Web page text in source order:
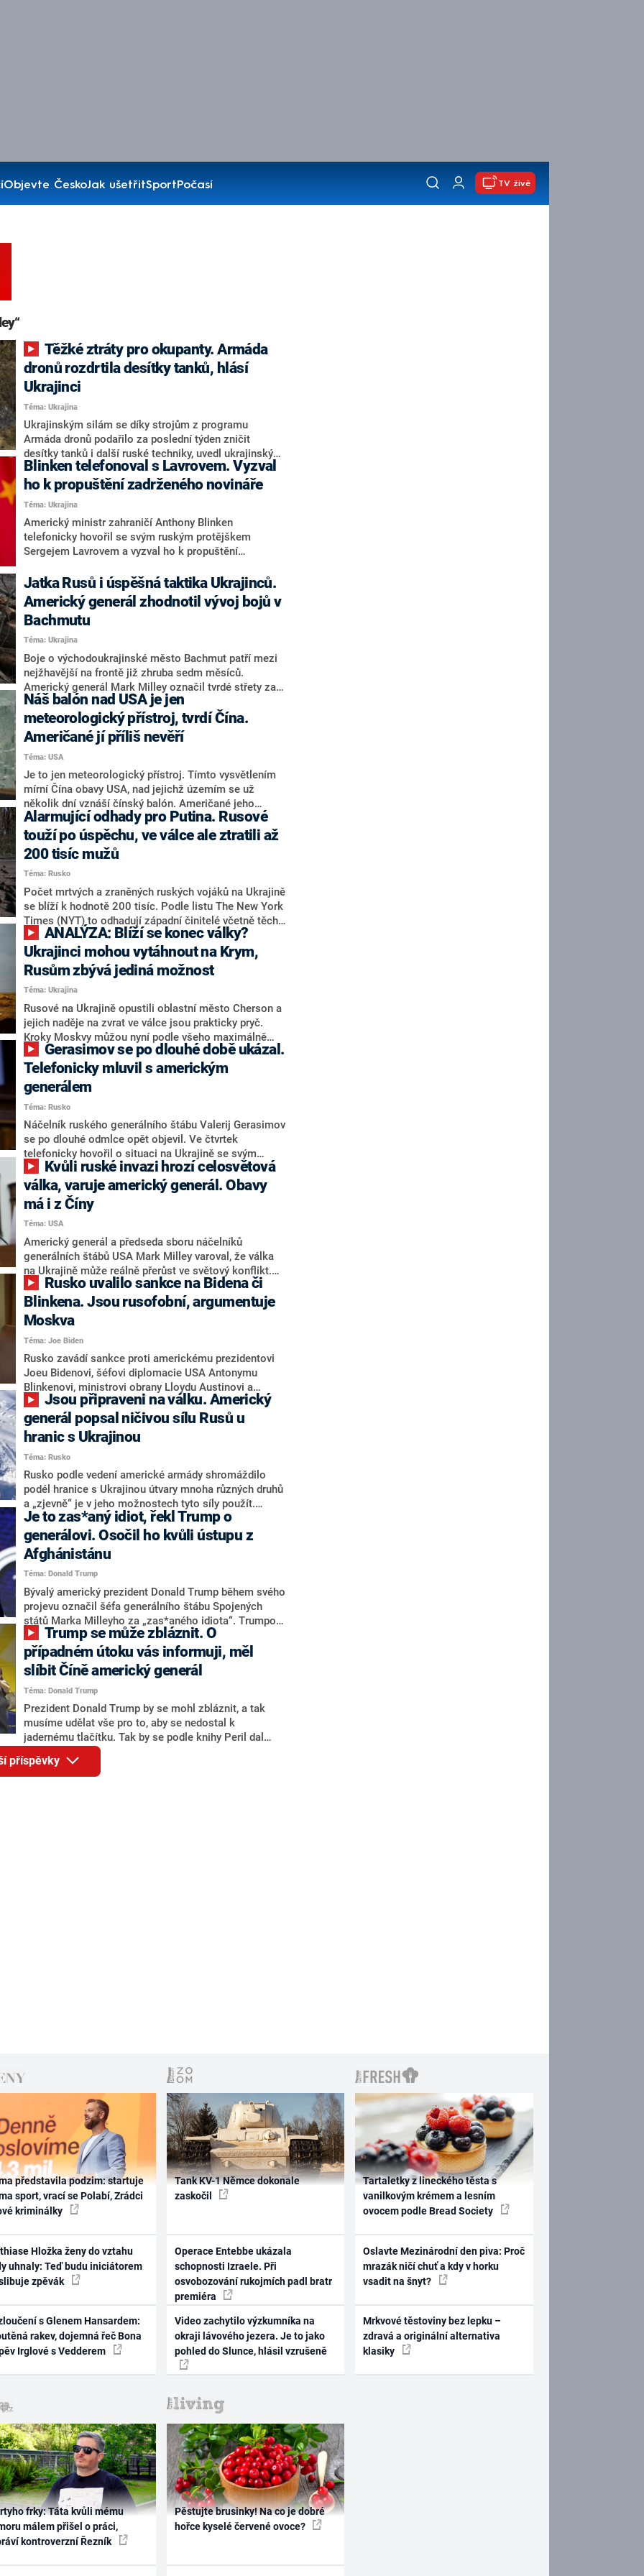
Objevte ČeskoJak ušetřitSportPočasí TV živě
dronů rozdrtila desítky tanků, hlásí
Ukrajinci
Téma: Ukrajina
Ukrajinským silám se díky strojům z programu
Armáda dronů podařilo za poslední týden zničit
desítky tanků i další ruské techniky, uvedl ukrajinský
vicepremiér Mychajlo Fedorov. Ukrajinci podle zpráv
generálního štábu nadále postupují. Provedli celkem
11 leteckých úderů, poškodili osm dělostřeleckých
jednotek a celkem měli zlikvidovat už asi 268 630
ruských útočníků. V souvislosti s katastrofálními
ztrátami okupantů se očekává, že v blízké
budoucnosti začne masová nucená mobilizace
územích Ukrajiny. Obránci hlásí postup na jihu země i
v Doněcké oblasti na východě.
Blinken telefonoval s Lavrovem. Vyzval
ho k propuštění zadrženého novináře
Téma: Ukrajina
Americký ministr zahraničí Anthony Blinken
telefonicky hovořil se svým ruským protějškem
Sergejem Lavrovem a vyzval ho k propuštění
Journal. Ukrajinci za uplynulý den odrazili dalších 70
ruských útoků. Nejtvrdší boje zuří u Bachmutu,
Avdijivky a Marjinky.Spojené státy po víkendu oznámí
další vojenskou pomoc pro Ukrajinu v hodnotě kolem
2,6 miliard dolarů (asi 56 miliard korun). Obsahovat by
měla i radary a munici pro tanky.
Jatka Rusů i úspěšná taktika Ukrajinců.
Americký generál zhodnotil vývoj bojů v
Bachmutu
Téma: Ukrajina
Boje o východoukrajinské město Bachmut patří mezi
nejžhavější na frontě již zhruba sedm měsíců.
Americký generál Mark Milley označil tvrdé střety za
jatka, avšak zejména pro Rusy. Ukrajinci se podle něj
velmi efektivně brání.
Náš balón nad USA je jen
meteorologický přístroj, tvrdí Čína.
Američané jí příliš nevěří
Téma: USA
Je to jen meteorologický přístroj. Tímto vysvětlením
mírní Čína obavy USA, nad jejichž územím se už
několik dní vznáší čínský balón. Američané jeho
pohyby sledují a Pentagon na žádost prezidenta Joea
Bidena zkoumal možnost, že by ho sestřelil. Nakonec
se pro takový krok nerozhodl kvůli obavám, že by
úlomky zařízení mohly ohrozit lidi na zemi. Americký
ministr zahraničí Antony Blinken kvůli incidentu
posunul návštěvu Pekingu, na kterou měl odletět v
pátek večer. Vyslání balónu označil za nezodpovědný
čin, který poškodí plánovaná jednání.
Alarmující odhady pro Putina. Rusové
touží po úspěchu, ve válce ale ztratili až
200 tisíc mužů
Téma: Rusko
Počet mrtvých a zraněných ruských vojáků na Ukrajině
se blíží k hodnotě 200 tisíc. Podle listu The New York
Times (NYT) to odhadují západní činitelé včetně těch
amerických. Vysokou bilanci navýšily v posledních
týdnech zejména tvrdé boje u východoukrajinských
měst Bachmut a Soledar.
Ukrajinci mohou vytáhnout na Krym,
Rusům zbývá jediná možnost
Téma: Ukrajina
Rusové na Ukrajině opustili oblastní město Cherson a
jejich naděje na zvrat ve válce jsou prakticky pryč.
Kroky Moskvy můžou nyní podle všeho maximálně
prodlužovat konflikt, ve kterém Ukrajinci definitivně
převzali iniciativu a už několikátým týdnem ženou
ruské síly čím dál více na východ. Ačkoliv díky stažení
části svých sil z Chersonu Rusové mohou pomýšlet na
drobné územní zisky na Donbasu, zdá se, že jejich
bojeschopnost je tatam. Budou pokračovat v ústupu?
Telefonicky mluvil s americkým
generálem
Téma: Rusko
Náčelník ruského generálního štábu Valerij Gerasimov
se po dlouhé odmlce opět objevil. Ve čtvrtek
telefonicky hovořil o situaci na Ukrajině se svým
americkým protějškem Markem Milleyem, uvedla
agentura TASS. Od začátku ruské invaze o Gerasimovi
příliš slyšet nebylo. Leckoho překvapilo, že se
nezúčastnil ani tradiční vojenské přehlídky v Moskvě
9. května, kdy Rusové slaví vítězství nad nacismem.
válka, varuje americký generál. Obavy
má i z Číny
Téma: USA
Americký generál a předseda sboru náčelníků
generálních štábů USA Mark Milley varoval, že válka
na Ukrajině může reálně přerůst ve světový konflikt.
Své obavy zmínil na tiskové konferenci, kterou svolal
americký ministr obrany Lloyd Austin, informovala
americká stanice CNN. Podle Milleyho představuje
velké nebezpečí i Čína.
Blinkena. Jsou rusofobní, argumentuje
Moskva
Téma: Joe Biden
Rusko zavádí sankce proti americkému prezidentovi
Joeu Bidenovi, šéfovi diplomacie USA Antonymu
Blinkenovi, ministrovi obrany Lloydu Austinovi a
dalším představitelům současné americké
administrativy. Na svých internetových stránkách o
tom informuje ruské ministerstvo zahraničí, podle
kterého jde o reakci na to, že Spojené státy zakázaly
vstup na své území nejvyšším představitelům Ruské
federace.
generál popsal ničivou sílu Rusů u
hranic s Ukrajinou
Téma: Rusko
Rusko podle vedení americké armády shromáždilo
podél hranice s Ukrajinou útvary mnoha různých druhů
a „zjevně“ je v jeho možnostech tyto síly použít.
Nejvýše postavený americký generál Mark Milley na
pátečním brífinku hovořil o přítomnosti pozemních,
vzdušných, námořních i jiných formací. Ministr obrany
USA Lloyd Austin řekl, že konflikt není nevyhnutelný a
že ruský prezident Vladimir Putin má i jiné možnosti
než je rozsáhlý útok.
Je to zas*aný idiot, řekl Trump o
generálovi. Osočil ho kvůli ústupu z
Afghánistánu
Téma: Donald Trump
Bývalý americký prezident Donald Trump během svého
projevu označil šéfa generálního štábu Spojených
států Marka Milleyho za „zas*aného idiota“. Trumpovi
se nelíbilo, jakým způsobem se americká vojska
stahovala v srpnu z Afghánistánu.
případném útoku vás informuji, měl
slíbit Číně americký generál
Téma: Donald Trump
Prezident Donald Trump by se mohl zbláznit, a tak
musíme udělat vše pro to, aby se nedostal k
jadernému tlačítku. Tak by se podle knihy Peril dal
shrnout utajený plán generála Marka Milleyho. Ten po
útoku na Kapitol letos v lednu dospěl k názoru, že
bývalého amerického prezidenta postihla po
příspěvky
představila podzim: startuje
sport, vrací se Polabí, Zrádci
kriminálky
Hložka ženy do vztahu
uhnaly: Teď budu iniciátorem
zpěvák
s Glenem Hansardem:
rakev, dojemná řeč Bona
Irglové s Vedderem
Tank KV-1 Němce dokonale
zaskočil
Operace Entebbe ukázala
schopnosti Izraele. Při
osvobozování rukojmích padl bratr
premiéra
Video zachytilo výzkumníka na
okraji lávového jezera. Je to jako
pohled do Slunce, hlásil vzrušeně
Tartaletky z lineckého těsta s
vanilkovým krémem a lesním
ovocem podle Bread Society
Oslavte Mezinárodní den piva: Proč
mrazák ničí chuť a kdy v horku
vsadit na šnyt?
Mrkvové těstoviny bez lepku –
zdravá a originální alternativa
klasiky
frky: Táta kvůli mému
málem přišel o práci,
kontroverzní Řezník
Pěstujte brusinky! Na co je dobré
hořce kyselé červené ovoce?